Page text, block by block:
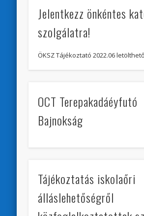
Jelentkezz önkéntes
szolgálatra!
ÖKSZ Tájékoztató 2022.06
OCT Terepakadáéyfutó
Bajnokság
Tájékoztatás iskolaőri
álláslehetőségről